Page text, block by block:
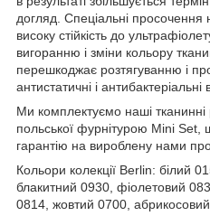
догляд. Спеціальні
високу стійкість до
вигоранню і зміни кольору
перешкоджає розтягуванню і
антистатичні і антибактеріальні
Ми комплектуємо наші тканинні
польської фурнітурою Mini
гарантію на вироблену нами
Кольори колекції Berlin: білий
блакитний 0930, фіолетовий
0814, жовтий 0700,